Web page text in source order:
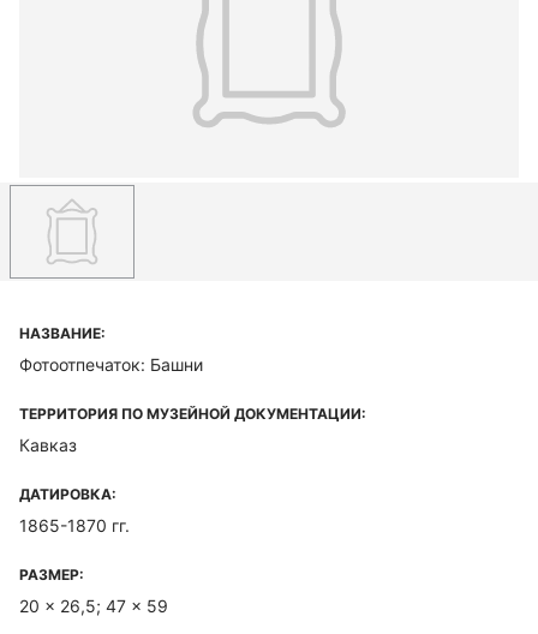
НАЗВАНИЕ:
Фотоотпечаток: Башни
ТЕРРИТОРИЯ ПО МУЗЕЙНОЙ ДОКУМЕНТАЦИИ:
Кавказ
ДАТИРОВКА:
1865-1870 гг.
РАЗМЕР:
20 x 26,5; 47 x 59